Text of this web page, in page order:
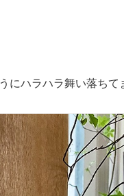
にハラハラ舞い落ちて